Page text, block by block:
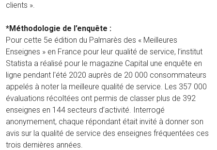
clients ».
*Méthodologie de l’enquête :
Pour cette 5e édition du Palmarès des « Meilleures
Enseignes » en France pour leur qualité de service, l’institut
Statista a réalisé pour le magazine Capital une enquête en
ligne pendant l'été 2020 auprès de 20 000 consommateurs
appelés à noter la meilleure qualité de service. Les 357 000
évaluations récoltées ont permis de classer plus de 392
enseignes en 144 secteurs d’activité. Interrogé
anonymement, chaque répondant était invité à donner son
avis sur la qualité de service des enseignes fréquentées ces
trois dernières années.